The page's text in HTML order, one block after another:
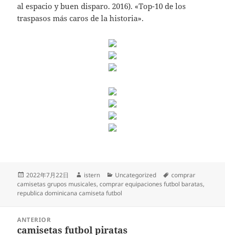
al espacio y buen disparo. 2016). «Top-10 de los
traspasos más caros de la historia».
Publicado
el
2022年7月22日 Autor
istern Categorías
Uncategorized Etiquetas
comprar
camisetas grupos musicales,comprar equipaciones futbol baratas,
republica dominicana camiseta futbol
ANTERIOR
Entrada
camisetas futbol piratas